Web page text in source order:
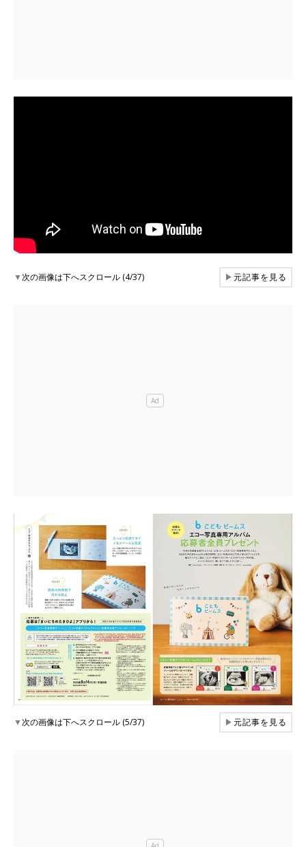
▼次の画像は下へスクロール (4/37) ▶元記事を見る
▼次の画像は下へスクロール (5/37) ▶元記事を見る